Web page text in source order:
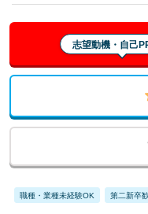
志望動機・自己
職種・業種未経験OK 第二新卒